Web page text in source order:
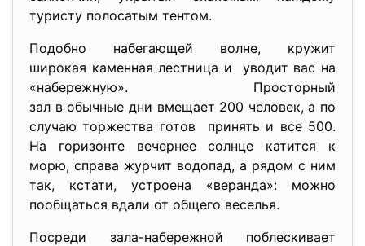
туристу полосатым тентом.
Подобно набегающей волне, кружит
широкая каменная лестница и уводит вас на
«набережную». Просторный
зал в обычные дни вмещает 200 человек, а по
случаю торжества готов принять и все 500.
На горизонте вечернее солнце катится к
морю, справа журчит водопад, а рядом с ним
так, кстати, устроена «веранда»: можно
пообщаться вдали от общего веселья.
Посреди зала-набережной поблескивает